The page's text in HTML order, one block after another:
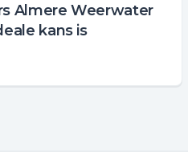
Almere Weerwater
kans is